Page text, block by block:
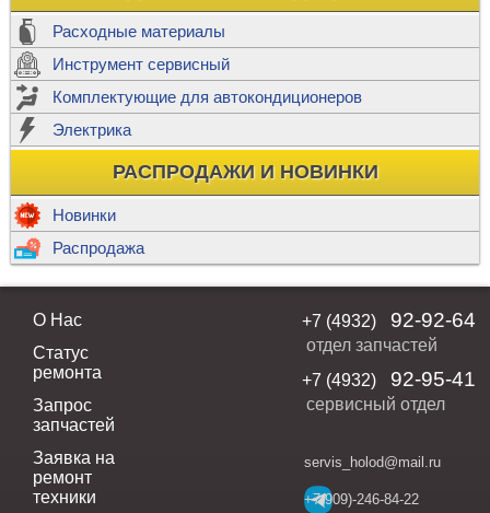
Расходные материалы
Инструмент сервисный
Комплектующие для автокондиционеров
Электрика
РАСПРОДАЖИ И НОВИНКИ
Новинки
Распродажа
О Нас
Статус
ремонта
Запрос
запчастей
Заявка на
ремонт
техники
+7 (4932) 92-92-64
отдел запчастей
+7 (4932)
92-95-41
сервисный отдел
servis_holod@mail.ru
+7(909)-246-84-22